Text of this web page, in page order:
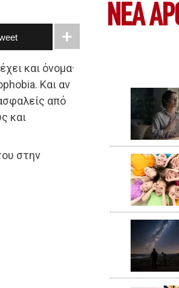
και όνομα·
Και αν
από
και
στην
ΝΕΑ